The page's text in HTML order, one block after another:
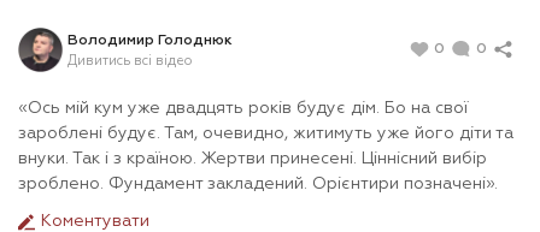
Володимир Голоднюк
Дивитись всі відео
0 0
«Ось мій кум уже двадцять років будує дім. Бо на свої
зароблені будує. Там, очевидно, житимуть уже його діти та
внуки. Так і з країною. Жертви принесені. Ціннісний вибір
зроблено. Фундамент закладений. Орієнтири позначені».
Коментувати